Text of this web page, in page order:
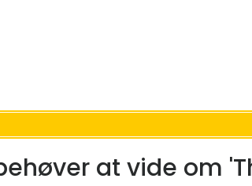
at vide om